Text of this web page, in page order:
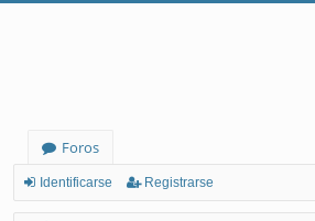
Foros
Identificarse Registrarse